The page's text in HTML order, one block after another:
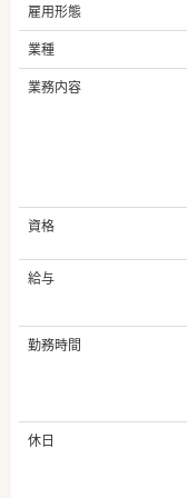
雇用形態
業種
業務内容
資格
給与
勤務時間
休日